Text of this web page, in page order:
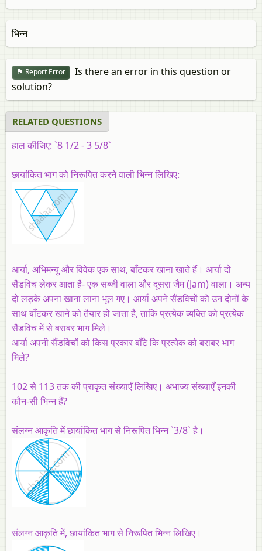
भिन्न
Report Error
Is there an error in this question or
solution?
RELATED QUESTIONS
हाल कीजिए: `8 1/2 - 3 5/8`
छायांकित भाग को निरूपित करने वाली भिन्न लिखिए:
आर्या, अभिमन्यु और विवेक एक साथ, बाँटकर खाना खाते हैं। आर्या दो
सैंडविच लेकर आता है- एक सब्जी वाला और दूसरा जैम (Jam) वाला। अन्य
दो लड़के अपना खाना लाना भूल गए। आर्या अपने सैंडविचों को उन दोनों के
साथ बाँटकर खाने को तैयार हो जाता है, ताकि प्रत्येक व्यक्ति को प्रत्येक
सैंडविच में से बराबर भाग मिले।
आर्या अपनी सैंडविचों को किस प्रकार बाँटे कि प्रत्येक को बराबर भाग
मिले?
102 से 113 तक की प्राकृत संख्याएँ लिखिए। अभाज्य संख्याएँ इनकी
कौन-सी भिन्न हैं?
संलग्न आकृति में छायांकित भाग से निरूपित भिन्‍न `3/8` है।
संलग्न आकृति में, छायांकित भाग से निरूपित भिन्‍न लिखिए।